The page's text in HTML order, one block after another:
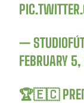
—
FEBRUARY
🏆🇪🇨